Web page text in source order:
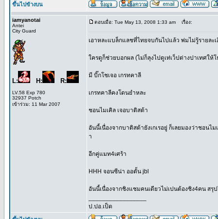
ขึ้นไปข้างบน
iamyanotai
Antei
City Guard
L: H: R:
LV.58 Exp 780
32937 Potch
เข้าร่วม: 11 Mar 2007
ตอบเมื่อ: Tue May 13, 2008 1:33 am เรื่อง:
เอาหละแบล็กแลชที่ไทยจบกันไปแล้ว พ่มไม่รู้รายละ
ใครดูก็ช่วยบอกผล (ไม่ก็ลุงไปดูเท่เว็ปต่างปาเทศให้
มี บิ๊กโชเจอ เกรทคาลี
เกรทคาลีคงโดนยำหละ
ชอนไมเคิล เจอบาติสต้า
อันนี้เนื่องจากบาติสต้ายังเกเรอยู่ ก็เลยมองว่าชอน
า
อีกคู่แมท4เศร้า
HHH จอนซีน่า ออตั้น jbl
อันนี้เนื่องจากชิงแชมคนเดียวไม่เปนต้องชิง4คน สรุ
ป.ปอ.เป็ด